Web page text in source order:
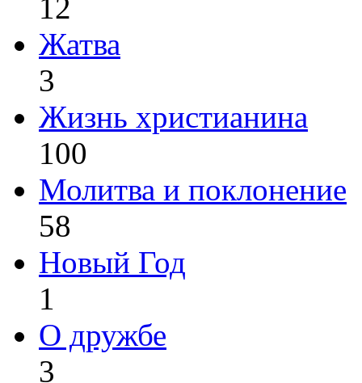
12
Жатва
3
Жизнь христианина
100
Молитва и поклонение
58
Новый Год
1
О дружбе
3